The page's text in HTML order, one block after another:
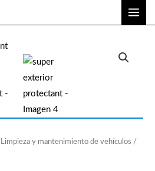
Limpieza y mantenimiento de vehículos /